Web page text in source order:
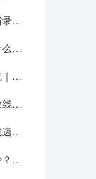
安徽水利水电职业技术学院2026年各省录取分数：报到手续、费用与就业数据
2026报考内蒙古化工职业学院要准备什么？分数线与入学全攻略
2026报考酒泉职业技术学院分数线一览｜手续办理与FAQ解答
2026报考黔东南民族职业技术学院分数线参考｜生活条件与入学流程
2026报考江西制造职业技术学院分数线速查｜生活成本与FAQ解答
2026报考衡水职业技术学院分数线多少？附报到流程与生活指南